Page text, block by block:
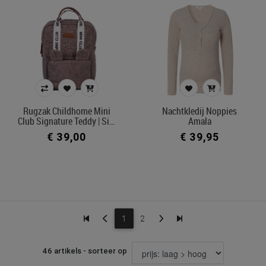
Rugzak Childhome Mini
Club Signature Teddy | Si…
€ 39,00
Nachtkledij Noppies
Amala
€ 39,95
1 2
46 artikels - sorteer op